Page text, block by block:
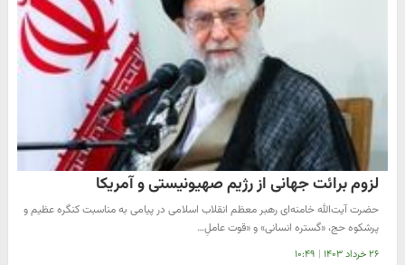
لزوم برائت جهانی از رژیم صهیونیستی و آمریکا
حضرت آیت‌الله خامنه‌ای رهبر معظم انقلاب اسلامی در پیامی به مناسبت کنگره عظیم و
پرشکوه حج، «گستره انسانی» و «قوت عاملِ…
۲۶ خرداد ۱۴۰۳ | ۱۰:۴۹